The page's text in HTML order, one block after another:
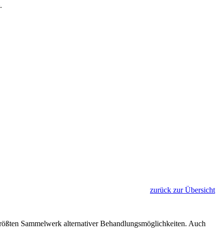
zurück zur Übersicht
Sammelwerk alternativer Behandlungsmöglichkeiten. Auch